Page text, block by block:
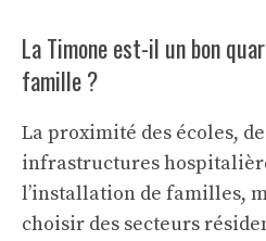
La Timone est-il un bon
famille ?
La proximité des écoles,
infrastructures
l’installation de familles,
choisir des secteurs